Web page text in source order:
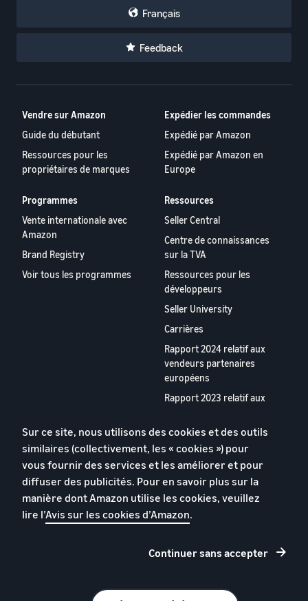
Français
Feedback
Vendre sur Amazon
Guide du débutant
Ressources pour les
propriétaires de marques
Expédier les commandes
Expédié par Amazon
Expédié par Amazon en
Europe
Programmes
Vente internationale avec
Amazon
Brand Registry
Voir tous les programmes
Ressources
Seller Central
Centre de connaissances
sur la TVA
Ressources pour les
développeurs
Seller University
Carrières
Rapport 2024 relatif aux
vendeurs partenaires
européens
Rapport 2023 relatif aux
européens
Appstore pour les vendeurs
partenaires
Contactez-nous
Sur ce site, nous utilisons des cookies et des outils
similaires (collectivement, les « cookies ») pour
vous fournir des services et les améliorer et pour
diffuser des publicités. Pour en savoir plus sur la
manière dont Amazon utilise les cookies, veuillez
lire l’Avis sur les cookies d’Amazon.
Continuer sans accepter